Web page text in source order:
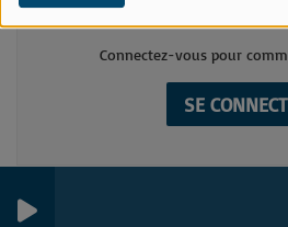
Connectez-vous pour
SE